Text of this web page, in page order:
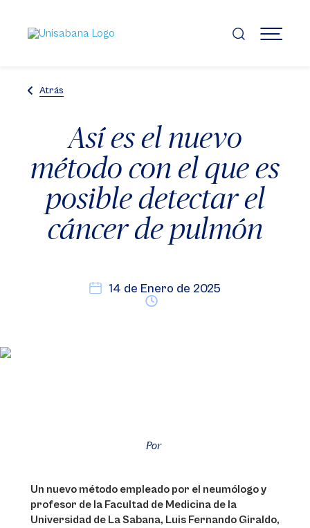
contenido
principal
MENÚ
Atrás
Así es el nuevo
método con el que es
posible detectar el
cáncer de pulmón
14 de Enero de 2025
Por
Un nuevo método empleado por el neumólogo y
profesor de la Facultad de Medicina de la
Universidad de La Sabana, Luis Fernando Giraldo,